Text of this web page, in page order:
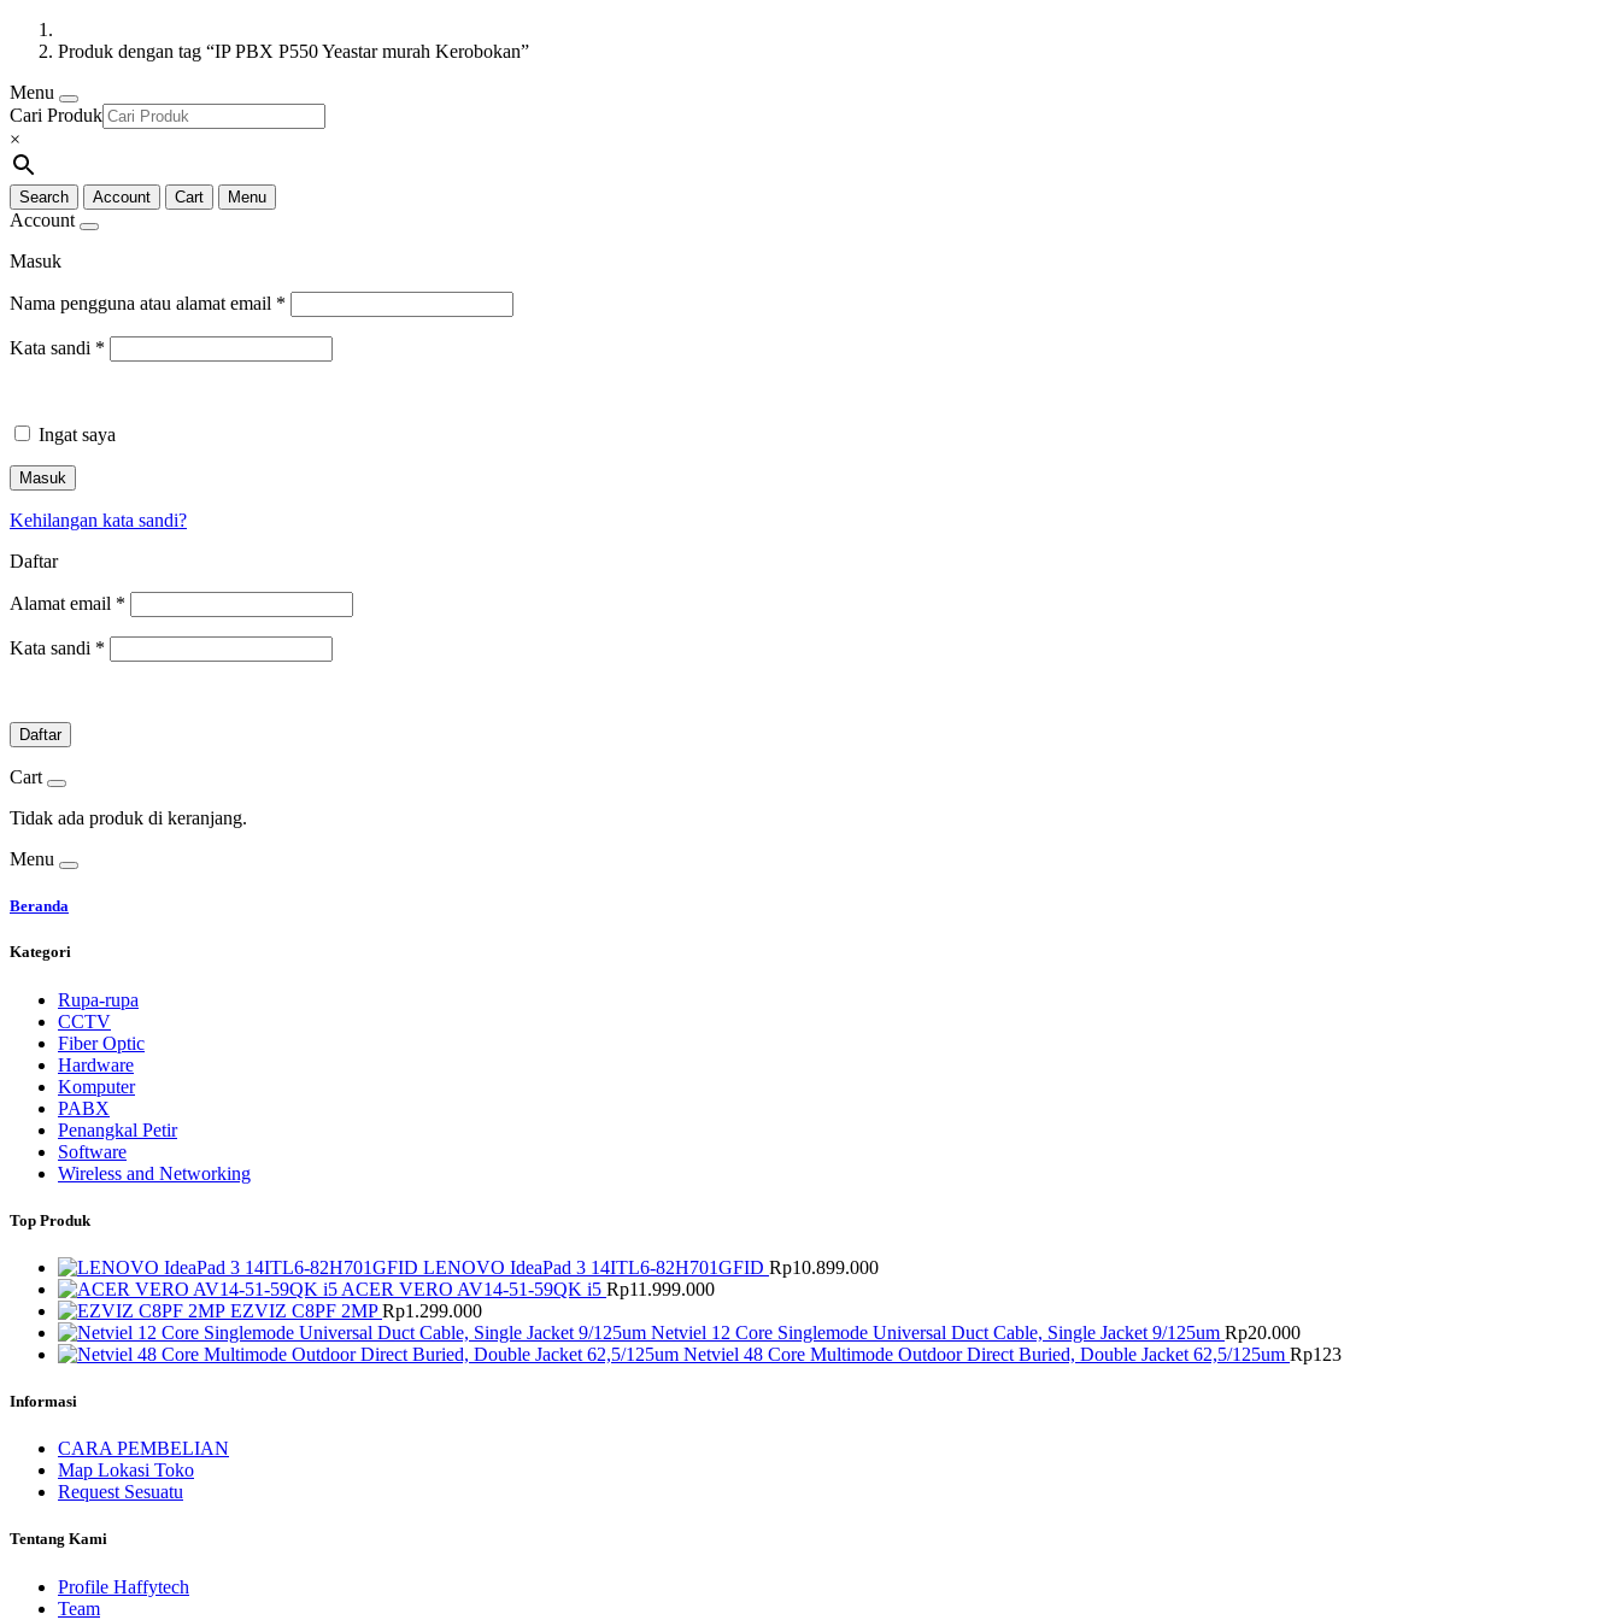
Produk dengan tag “IP PBX P550 Yeastar murah Kerobokan”
Menu
Cari Produk
×
Search Account Cart Menu
Account
Masuk
Nama pengguna atau alamat email *
Kata sandi *
Ingat saya
Masuk
Kehilangan kata sandi?
Daftar
Alamat email *
Kata sandi *
Daftar
Cart
Tidak ada produk di keranjang.
Menu
Beranda
Kategori
Rupa-rupa
CCTV
Fiber Optic
Hardware
Komputer
PABX
Penangkal Petir
Software
Wireless and Networking
Top Produk
LENOVO IdeaPad 3 14ITL6-82H701GFID Rp10.899.000
ACER VERO AV14-51-59QK i5 Rp11.999.000
EZVIZ C8PF 2MP Rp1.299.000
Netviel 12 Core Singlemode Universal Duct Cable, Single Jacket 9/125um Rp20.000
Netviel 48 Core Multimode Outdoor Direct Buried, Double Jacket 62,5/125um Rp123
Informasi
CARA PEMBELIAN
Map Lokasi Toko
Request Sesuatu
Tentang Kami
Profile Haffytech
Team